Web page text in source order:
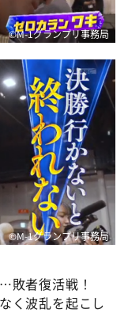
©M-1グランプリ事務局
©M-1グランプリ事務局
敗者復活戦！
く波乱を起こし